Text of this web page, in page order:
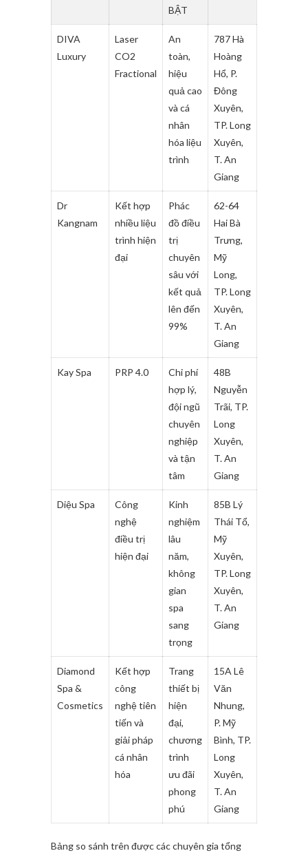
BẬT
DIVA
Luxury
Laser
CO2
Fractional
An
toàn,
hiệu
quả cao
và cá
nhân
hóa liệu
trình
787 Hà
Hoàng
Hổ, P.
Đông
Xuyên,
TP. Long
Xuyên,
T. An
Giang
Dr
Kangnam
Kết hợp
nhiều liệu
trình hiện
đại
Phác
đồ điều
trị
chuyên
sâu với
kết quả
lên đến
99%
62-64
Hai Bà
Trưng,
Mỹ
Long,
TP. Long
Xuyên,
T. An
Giang
Kay Spa PRP 4.0
Chi phí
hợp lý,
đội ngũ
chuyên
nghiệp
và tận
tâm
48B
Nguyễn
Trãi, TP.
Long
Xuyên,
T. An
Giang
Diệu Spa
Công
nghệ
điều trị
hiện đại
Kinh
nghiệm
lâu
năm,
không
gian
spa
sang
trọng
85B Lý
Thái Tổ,
Mỹ
Xuyên,
TP. Long
Xuyên,
T. An
Giang
Diamond
Spa &
Cosmetics
Kết hợp
công
nghệ tiên
tiến và
giải pháp
cá nhân
hóa
Trang
thiết bị
hiện
đại,
chương
trình
ưu đãi
phong
phú
15A Lê
Văn
Nhung,
P. Mỹ
Bình, TP.
Long
Xuyên,
T. An
Giang
Bảng so sánh trên được các chuyên gia tổng